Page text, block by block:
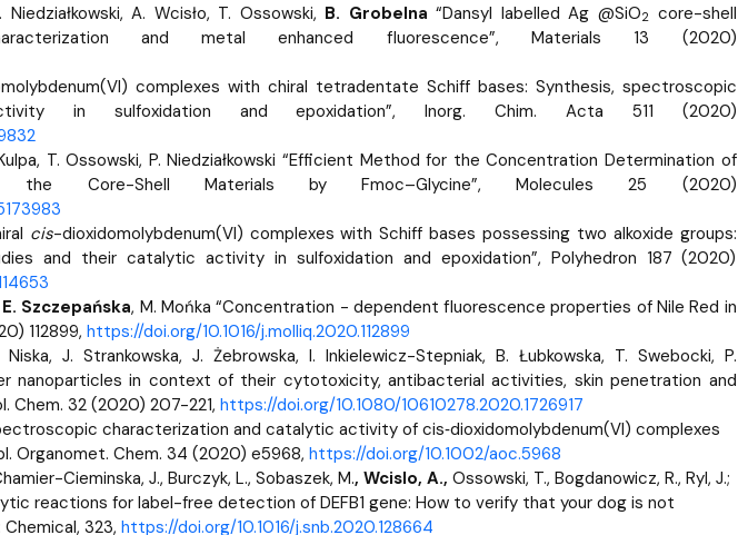
A. Wcisło, T. Ossowski, B. Grobelna “Dansyl labelled Ag @SiO2 core-shell
and metal enhanced fluorescence”, Materials 13 (2020)
complexes with chiral tetradentate Schiff bases: Synthesis, spectroscopic
in sulfoxidation and epoxidation”, Inorg. Chim. Acta 511 (2020)
T. Ossowski, P. Niedziałkowski “Efficient Method for the Concentration Determination of
Core-Shell Materials by Fmoc–Glycine”, Molecules 25 (2020)
cis-dioxidomolybdenum(VI) complexes with Schiff bases possessing two alkoxide groups:
and their catalytic activity in sulfoxidation and epoxidation”, Polyhedron 187 (2020)
E. Szczepańska, M. Mońka “Concentration - dependent fluorescence properties of Nile Red in
112899, https://doi.org/10.1016/j.molliq.2020.112899
J. Strankowska, J. Żebrowska, I. Inkielewicz-Stepniak, B. Łubkowska, T. Swebocki, P.
nanoparticles in context of their cytotoxicity, antibacterial activities, skin penetration and
Chem. 32 (2020) 207-221, https://doi.org/10.1080/10610278.2020.1726917
characterization and catalytic activity of cis‐dioxidomolybdenum(VI) complexes
Organomet. Chem. 34 (2020) e5968, https://doi.org/10.1002/aoc.5968
Cieminska, J., Burczyk, L., Sobaszek, M., Wcislo, A., Ossowski, T., Bogdanowicz, R., Ryl, J.;
reactions for label-free detection of DEFB1 gene: How to verify that your dog is not
323, https://doi.org/10.1016/j.snb.2020.128664